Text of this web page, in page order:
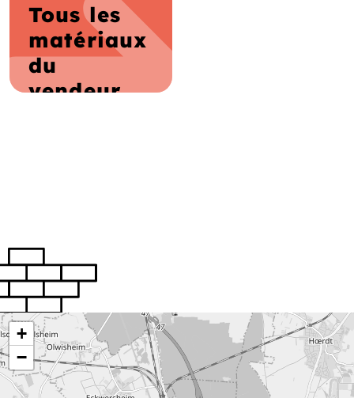
Tous les
matériaux
du
vendeur
+
−